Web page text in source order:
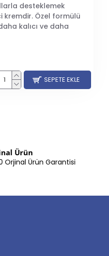
desteklemek
kremdir. Özel formülü
kalıcı ve daha
SEPETE EKLE
Ürün
Orjinal Ürün Garantisi